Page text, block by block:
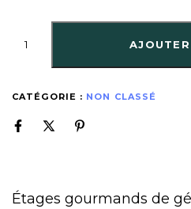
CATÉGORIE : NON CLASSÉ
Étages gourmands de